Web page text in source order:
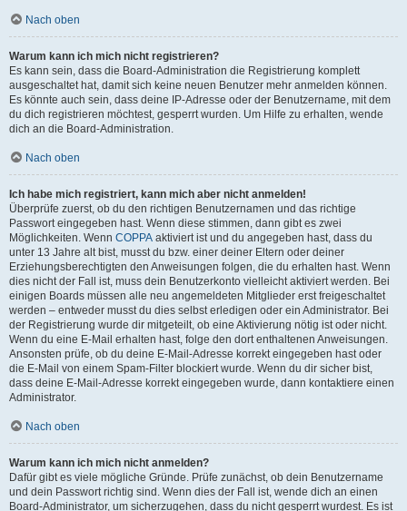
Nach oben
Warum kann ich mich nicht registrieren?
Es kann sein, dass die Board-Administration die Registrierung komplett
ausgeschaltet hat, damit sich keine neuen Benutzer mehr anmelden können.
Es könnte auch sein, dass deine IP-Adresse oder der Benutzername, mit dem
du dich registrieren möchtest, gesperrt wurden. Um Hilfe zu erhalten, wende
dich an die Board-Administration.
Nach oben
Ich habe mich registriert, kann mich aber nicht anmelden!
Überprüfe zuerst, ob du den richtigen Benutzernamen und das richtige
Passwort eingegeben hast. Wenn diese stimmen, dann gibt es zwei
Möglichkeiten. Wenn COPPA aktiviert ist und du angegeben hast, dass du
unter 13 Jahre alt bist, musst du bzw. einer deiner Eltern oder deiner
Erziehungsberechtigten den Anweisungen folgen, die du erhalten hast. Wenn
dies nicht der Fall ist, muss dein Benutzerkonto vielleicht aktiviert werden. Bei
einigen Boards müssen alle neu angemeldeten Mitglieder erst freigeschaltet
werden – entweder musst du dies selbst erledigen oder ein Administrator. Bei
der Registrierung wurde dir mitgeteilt, ob eine Aktivierung nötig ist oder nicht.
Wenn du eine E-Mail erhalten hast, folge den dort enthaltenen Anweisungen.
Ansonsten prüfe, ob du deine E-Mail-Adresse korrekt eingegeben hast oder
die E-Mail von einem Spam-Filter blockiert wurde. Wenn du dir sicher bist,
dass deine E-Mail-Adresse korrekt eingegeben wurde, dann kontaktiere einen
Administrator.
Nach oben
Warum kann ich mich nicht anmelden?
Dafür gibt es viele mögliche Gründe. Prüfe zunächst, ob dein Benutzername
und dein Passwort richtig sind. Wenn dies der Fall ist, wende dich an einen
Board-Administrator, um sicherzugehen, dass du nicht gesperrt wurdest. Es ist